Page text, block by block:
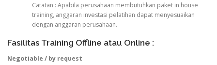
Catatan : Apabila perusahaan membutuhkan paket in house
training, anggaran investasi pelatihan dapat menyesuaikan
dengan anggaran perusahaan.
Fasilitas Training Offline atau Online :
Negotiable / by request